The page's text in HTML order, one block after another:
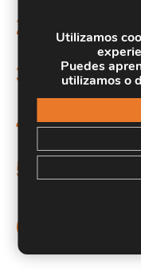
2.
usuario.
3.
Seleccionar las
tu negocio.
4.
Configurar
conocer los
5.
Utilizar el
conseguir
6.
Utilizamos
Puedes
utilizamos o